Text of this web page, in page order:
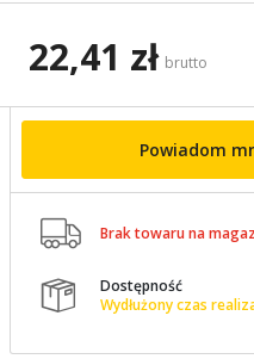
22,41 zł brutto
Powiadom
 Brak towaru na

Dostępność
Wydłużony czas